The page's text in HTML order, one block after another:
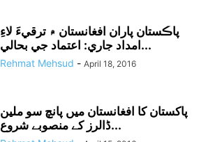
پاڪستان پاران افغانستان ۾ ترقيءَ لاءِ
امداد جاري: اعتماد جي بحالي...
Rehmat Mehsud - April 18, 2016
پاکستان کا افغانستان میں پانچ سو ملین
ڈالرز کے منصوبے شروع...